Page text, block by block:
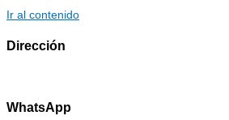
Ir al contenido
Dirección
WhatsApp